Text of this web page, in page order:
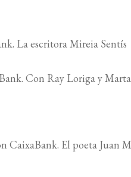
La escritora Mireia Sentís
Con Ray Loriga y
CaixaBank. El poeta Juan